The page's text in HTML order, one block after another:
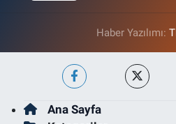
Haber Yazılımı:
Ana Sayfa